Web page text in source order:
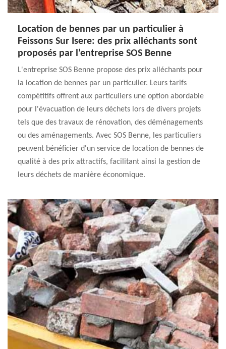
Location de bennes par un particulier à
Feissons Sur Isere: des prix alléchants sont
proposés par l’entreprise SOS Benne
L'entreprise SOS Benne propose des prix alléchants pour
la location de bennes par un particulier. Leurs tarifs
compétitifs offrent aux particuliers une option abordable
pour l'évacuation de leurs déchets lors de divers projets
tels que des travaux de rénovation, des déménagements
ou des aménagements. Avec SOS Benne, les particuliers
peuvent bénéficier d'un service de location de bennes de
qualité à des prix attractifs, facilitant ainsi la gestion de
leurs déchets de manière économique.